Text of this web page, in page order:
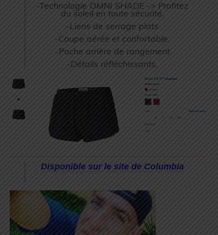
-Technologie OMNI SHADE -> Profitez
du soleil en toute sécurité.
-Liens de serrage plats
-Coupe aérée et confortable.
-Poche arrière de rangement
-Détails réfléchissants.
Disponible sur le site de Columbia